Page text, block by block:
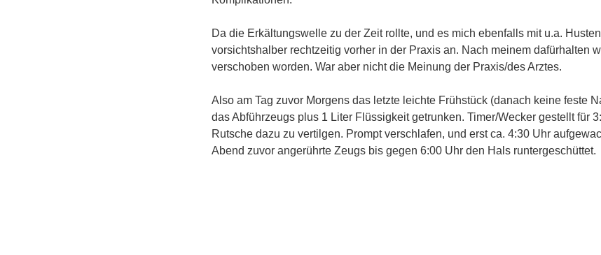
Da die Erkältungswelle zu der Zeit rollte, und es mich ebenfalls mit u.a.
vorsichtshalber rechtzeitig vorher in der Praxis an. Nach meinem dafürhalten
verschoben worden. War aber nicht die Meinung der Praxis/des Arztes.
Also am Tag zuvor Morgens das letzte leichte Frühstück (danach keine feste
das Abführzeugs plus 1 Liter Flüssigkeit getrunken. Timer/Wecker gestellt für
Rutsche dazu zu vertilgen. Prompt verschlafen, und erst ca. 4:30 Uhr
Abend zuvor angerührte Zeugs bis gegen 6:00 Uhr den Hals runtergeschüttet.